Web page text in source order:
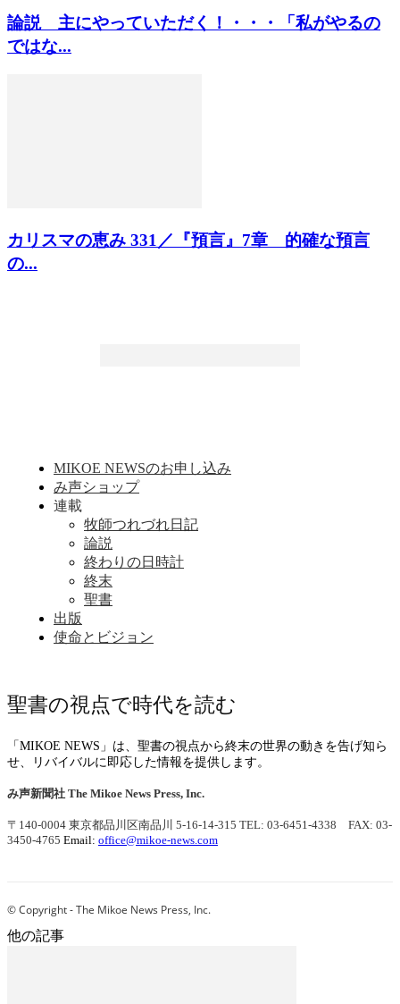
論説 主にやっていただく！・・・「私がやるの
ではな...
カリスマの恵み 331／『預言』7章 的確な預言
の...
MIKOE NEWSのお申し込み
み声ショップ
連載
牧師つれづれ日記
論説
終わりの日時計
終末
聖書
出版
使命とビジョン
聖書の視点で時代を読む
「MIKOE NEWS」は、聖書の視点から終末の世界の動きを告げ知ら
せ、リバイバルに即応した情報を提供します。
み声新聞社 The Mikoe News Press, Inc.
〒140-0004 東京都品川区南品川 5-16-14-315 TEL: 03-6451-4338 FAX: 03-
3450-4765 Email: office@mikoe-news.com
© Copyright - The Mikoe News Press, Inc.
他の記事